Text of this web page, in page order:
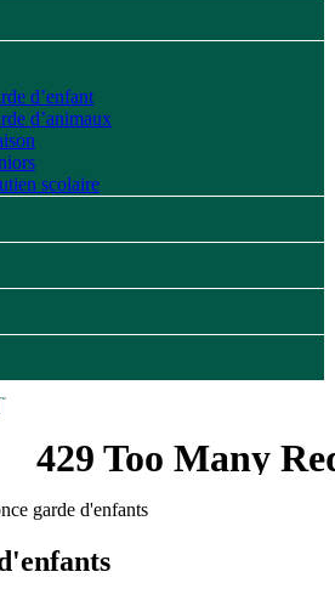
d’enfant
d’animaux
scolaire
garde d'enfants